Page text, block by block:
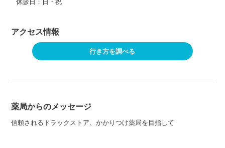
アクセス情報
行き方を調べる
薬局からのメッセージ
信頼されるドラックストア、かかりつけ薬局を目指して